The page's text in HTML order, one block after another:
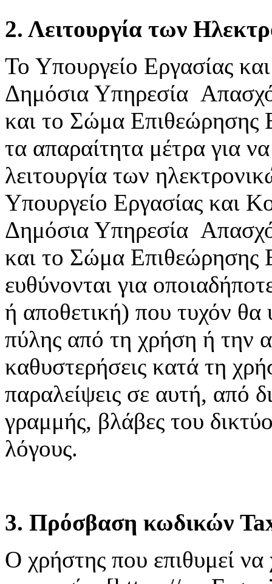
2. Λειτουργία των
Το Υπουργείο Εργασίας
Δημόσια Υπηρεσία
και το Σώμα
τα απαραίτητα μέτρα για
λειτουργία των
Υπουργείο Εργασίας και
Δημόσια Υπηρεσία
και το Σώμα Επιθεώρησης
ευθύνονται για
ή αποθετική) που τυχόν θα
πύλης από τη χρήση ή την
καθυστερήσεις κατά τη
παραλείψεις σε αυτή, από
γραμμής, βλάβες του
λόγους.
3. Πρόσβαση κωδικών
Ο χρήστης που επιθυμεί να